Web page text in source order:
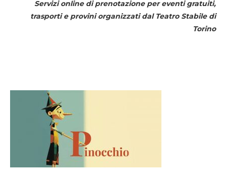
Servizi online di prenotazione per eventi gratuiti,
trasporti e provini organizzati dal Teatro Stabile di
Torino